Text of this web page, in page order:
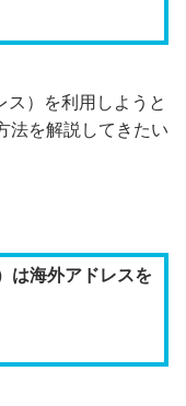
）を利用しようと
法を解説してきたい
は海外アドレスを